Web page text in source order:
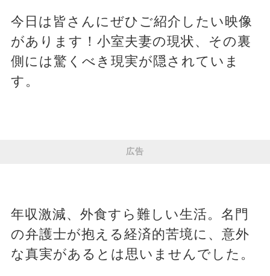
今日は皆さんにぜひご紹介したい映像
があります！小室夫妻の現状、その裏
側には驚くべき現実が隠されていま
す。
広告
年収激減、外食すら難しい生活。名門
の弁護士が抱える経済的苦境に、意外
な真実があるとは思いませんでした。